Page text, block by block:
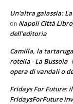
Un'altra galassia:
on Napoli Città
dell’editoria
Camilla, la
rotella - La Bussola
opera di vandali o
Fridays For Future:
FridaysForFuture